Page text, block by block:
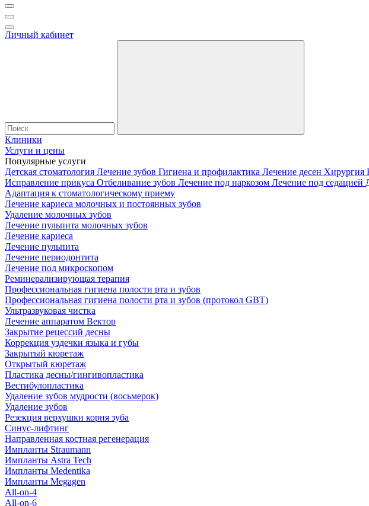
Личный кабинет
Клиники
Услуги и цены
Популярные услуги
Детская стоматология Лечение зубов Гигиена и профилактика Лечение десен Хирургия
Исправление прикуса Отбеливание зубов Лечение под наркозом Лечение под седацией
Адаптация к стоматологическому приему
Лечение кариеса молочных и постоянных зубов
Удаление молочных зубов
Лечение пульпита молочных зубов
Лечение кариеса
Лечение пульпита
Лечение периодонтита
Лечение под микроскопом
Реминерализирующая терапия
Профессиональная гигиена полости рта и зубов
Профессиональная гигиена полости рта и зубов (протокол GBT)
Ультразвуковая чистка
Лечение аппаратом Вектор
Закрытие рецессий десны
Коррекция уздечки языка и губы
Закрытый кюретаж
Открытый кюретаж
Пластика десны/гингивопластика
Вестибулопластика
Удаление зубов мудрости (восьмерок)
Удаление зубов
Резекция верхушки корня зуба
Синус-лифтинг
Направленная костная регенерация
Импланты Straumann
Импланты Astra Tech
Импланты Medentika
Импланты Megagen
All-on-4
All-on-6